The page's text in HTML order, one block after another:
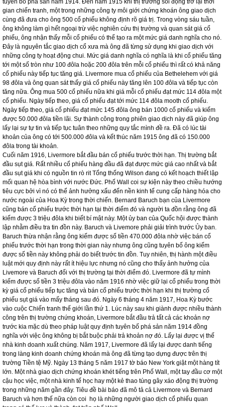
lớn hơn. Ông ngày càng lún sâu vào cảnh nợ nần và càng thêm sầu não. Ông
bắt đầu mất niềm tin vào chính mình và điều này cực kỳ nguy hiểm với một nhà
kinh doanh cổ phiếu. Phải mất nhiều năm, Livermore mới trở về những ngày
tháng đầu huy hoàng của mình. Thị trường hầu như ế ẩm từ năm 1910 đến năm
1914. Lúc này, Livermore đang bị phá sản buồn phiền và nợ hơn 1 triệu đôla.
Hơn nữa thị trường cũng không đem lại cơ hội tốt nào cho ông. Để có thể tránh
được khoản nợ phải trả và quay trở lại kinh doanh cổ phiếu, ông quyết định
tuyên bố phá sản năm 1914. Đến năm 1915 khi thị trường sôi động trở lại thời
gian chiến tranh, một trong những công ty môi giới chứng khoán ông giao dịch
cùng đã đưa cho ông 500 cổ phiếu không định rõ giá trị. Trong vòng sáu tuần,
ông không làm gì hết ngoại trừ việc nghiên cứu thị trường và quan sát giá cổ
phiếu, ông nhận thấy mỗi cổ phiếu có thể tạo ra một mức giá danh nghĩa cho nó.
Đây là nguyên tắc giao dịch cổ xưa mà ông đã từng sử dụng khi giao dịch với
những công ty hoạt động chui. Mức giá danh nghĩa có nghĩa là khi cổ phiếu tăng
tới một số tròn như 100 đôla hoặc 200 đôla trên mỗi cổ phiếu thì rất có khả năng
cổ phiếu này tiếp tục tăng giá. Livermore mua cổ phiếu của Bethelehem với giá
98 đôla và ông quan sát thấy giá cổ phiếu này tăng lên 100 đôla và tiếp tục còn
tăng nữa. Ông mua 500 cổ phiếu nữa khi giá mỗi cổ phiếu đạt mức 114 đôla một
cổ phiếu. Ngày tiếp theo, giá cổ phiếu đạt tới mức 114 đôla mooth cổ phiếu.
Ngày tiếp theo, giá cổ phiếu đạt mức 145 đôla ông bán 1000 cổ phiếu và kiếm
được 50.000 đôla tiền lãi. Sự thành công trong phiên giao dịch này đã giúp ông
lấy lại sự tự tin và tiếp tục tuân theo những quy tắc mình đề ra. Đã có lúc tài
khoản của ông có tới 500.000 đôla và kết thúc năm 1915 ông đã có 150.000
đôla trong tài khoản.
Cuối năm 1916, Livermore bắt đầu bán cổ phiếu trước thời hạn. Thị trường bắt
đầu sụt giá. Rất nhiều cổ phiếu hàng đầu đã đạt được mức giá cao nhất và bắt
đầu sụt giá khi có nguồn tin rò rit Tổng thống Wilson đang có kết hoạch thiết lập
mối quan hệ hòa bình với nước Đức. Phố Wall coi sự kiện này theo chiều hướng
tiêu cực bởi vì nó có thể ảnh hưởng xấu đến nền kinh tế cung cấp hàng hóa cho
nước ngoài của Hoa Kỳ trong thời chiến. Bernard Baruch bạn của Livermore
cũng bán cổ phiếu trước thời hạn tại thời điểm đó và người ta đồn rằng ông đã
kiếm được 3 triệu đôla khi biết bí mật này. Một ủy ban của Quốc hội được thành
lập nhằm điều tra tin đồn này. Baruch và Livemore phải giải trình trước Ủy ban.
Baruch thừa nhận rằng ông kiếm được số tiền 470.000 đôla nhờ việc bán cổ
phiếu trước thời hạn trong thời gian này nhưng ông cũng tuyên bố ông kiếm
được số tiền này không phải do biết trước tin đồn. Tuy nhiên, thị hành một điều
luật mới quy định này rất ít hiệu lực nhưng nó cũng cho thấy ảnh hưởng của
Livemore và Baruch đối với thị trường tại thời điểm đó. Livermore đã tự mình
kiếm được số tiền 3 triệu đôla vào năm 1916 nhờ việc giữ lại cổ phiếu trong thời
kỳ giá cổ phiếu tiếp tục tăng và bán cổ phiếu trước thời hạn khi thị trường cổ
phiếu sụt giá vào mấy tháng sau đó. Ngày 6 tháng 4 năm 1917, Hoa Kỳ bước
vào cuộc Chiến tranh thế giới lần thứ 1. Lúc này sau khi giành được nhiều thành
công trên thị trường chứng khoán, Livermore bắt đầu trả tất cả các khoản nợ
trước kia mặc dù theo pháp luật quy định tuyên bố phá sản năm 1914 đồng
nghĩa với việc ông không bị bắt buộc phải trả khoản nợ đó. Lấy lại được vị thế